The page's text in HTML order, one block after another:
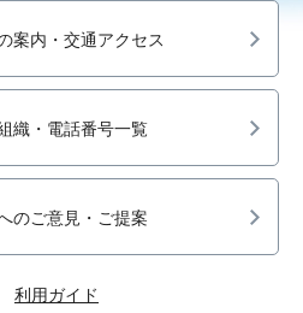
案内・交通アクセス
織・電話番号一覧
のご意見・ご提案
利用ガイド